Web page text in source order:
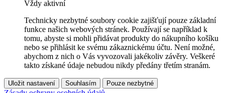
Vždy aktivní
Technicky nezbytné soubory cookie zajišťují pouze základní
funkce našich webových stránek. Používají se například k
tomu, abyste si mohli přidávat produkty do nákupního košíku
nebo se přihlásit ke svému zákaznickému účtu. Není možné,
abychom z nich o Vás vyvozovali jakékoliv závěry. Veškeré
takto získané údaje nebudou nikdy předány třetím stranám.
Uložit nastavení Souhlasím Pouze nezbytné